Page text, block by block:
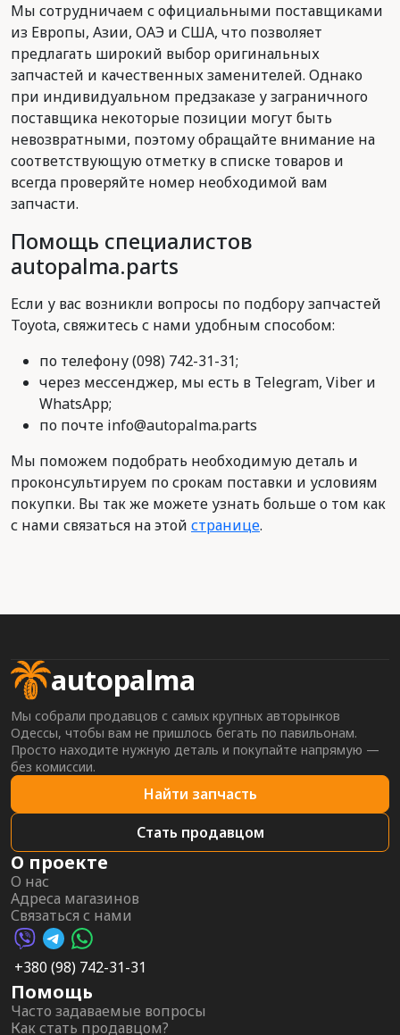
Мы сотрудничаем с официальными поставщиками
из Европы, Азии, ОАЭ и США, что позволяет
предлагать широкий выбор оригинальных
запчастей и качественных заменителей. Однако
при индивидуальном предзаказе у заграничного
поставщика некоторые позиции могут быть
невозвратными, поэтому обращайте внимание на
соответствующую отметку в списке товаров и
всегда проверяйте номер необходимой вам
запчасти.
Помощь специалистов
autopalma.parts
Если у вас возникли вопросы по подбору запчастей
Toyota, свяжитесь с нами удобным способом:
по телефону (098) 742-31-31;
через мессенджер, мы есть в Telegram, Viber и
WhatsApp;
по почте info@autopalma.parts
Мы поможем подобрать необходимую деталь и
проконсультируем по срокам поставки и условиям
покупки. Вы так же можете узнать больше о том как
с нами связаться на этой странице.
autopalma
Мы собрали продавцов с самых крупных авторынков
Одессы, чтобы вам не пришлось бегать по павильонам.
Просто находите нужную деталь и покупайте напрямую —
без комиссии.
Найти запчасть
Стать продавцом
О проекте
О нас
Адреса магазинов
Связаться с нами
Viber AutoPalma
Telegram AutoPalma
WhatsApp AutoPalma
+380 (98) 742-31-31
Помощь
Часто задаваемые вопросы
Как стать продавцом?